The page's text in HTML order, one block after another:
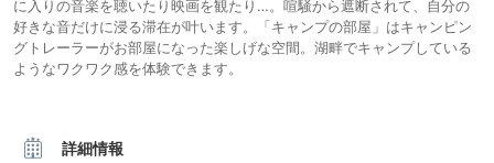
に入りの音楽を聴いたり映画を観たり…。喧騒から遮断されて、自分の
好きな音だけに浸る滞在が叶います。「キャンプの部屋」はキャンピン
グトレーラーがお部屋になった楽しげな空間。湖畔でキャンプしている
ようなワクワク感を体験できます。
詳細情報